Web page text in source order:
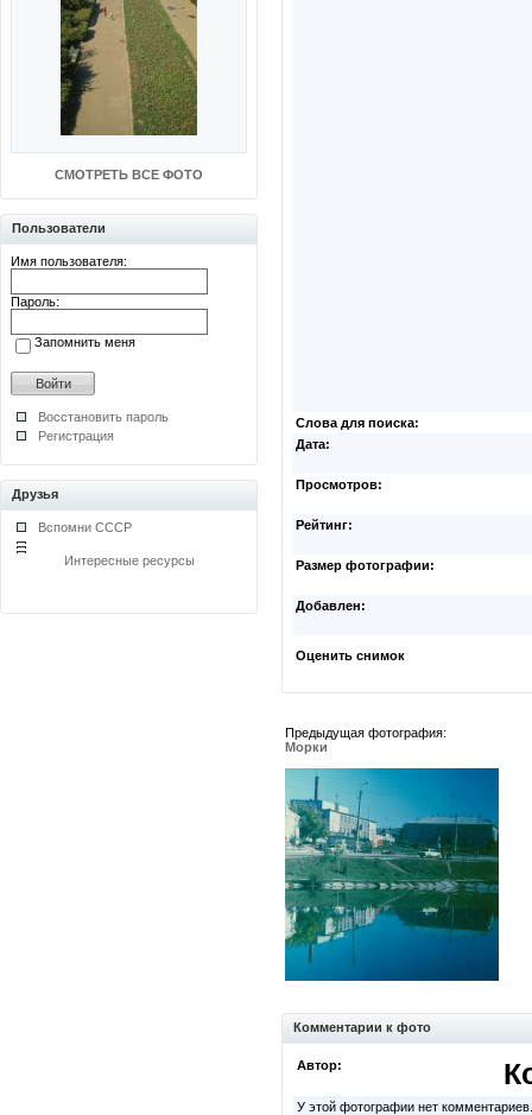
СМОТРЕТЬ ВСЕ ФОТО
Пользователи
Имя пользователя:
Пароль:
Запомнить меня
Восстановить пароль
Регистрация
Друзья
Вспомни СССР
Интересные ресурсы
Слова для поиска:
Дата:
Просмотров:
Рейтинг:
Размер фотографии:
Добавлен:
Оценить снимок
Предыдущая фотография:
Морки
Комментарии к фото
Автор:
У этой фотографии нет комментариев.